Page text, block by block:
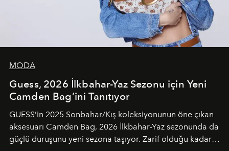
MODA
Guess, 2026 İlkbahar-Yaz Sezonu için Yeni
Camden Bag’ini Tanıtıyor
GUESS’in 2025 Sonbahar/Kış koleksiyonunun öne çıkan
aksesuarı Camden Bag, 2026 İlkbahar-Yaz sezonunda da
güçlü duruşunu yeni sezona taşıyor. Zarif olduğu kadar